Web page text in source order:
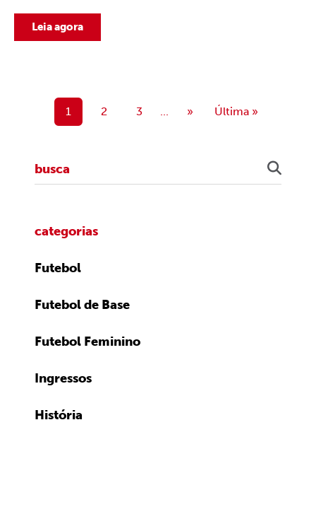
Leia agora
1 2 3 ... » Última »
categorias
Futebol
Futebol de Base
Futebol Feminino
Ingressos
História